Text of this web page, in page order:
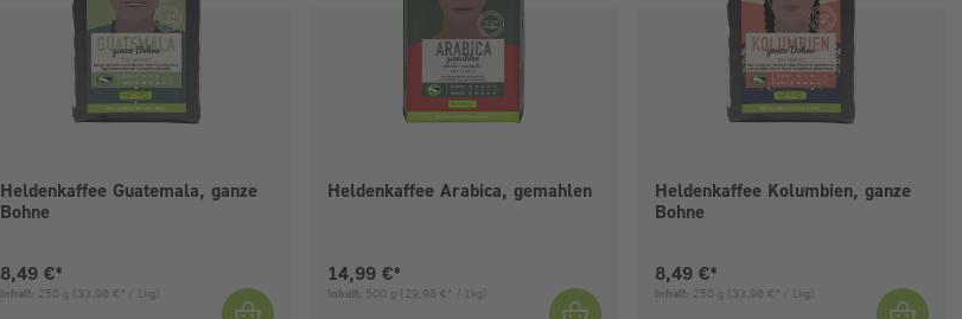
Heldenkaffee Guatemala, ganze
Bohne
Aktueller Preis:
8,49 €*
Inhalt: 250 g (33,96 €* / 1kg)
Heldenkaffee Arabica, gemahlen
Aktueller Preis:
14,99 €*
Inhalt: 500 g (29,98 €* / 1kg)
Heldenkaffee Kolumbien, ganze
Bohne
Aktueller Preis:
8,49 €*
Inhalt: 250 g (33,96 €* / 1kg)